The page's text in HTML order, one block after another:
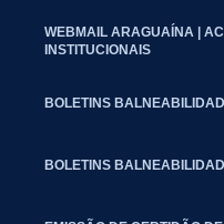
WEBMAIL ARAGUAÍNA |
INSTITUCIONAIS
BOLETINS
BOLETINS